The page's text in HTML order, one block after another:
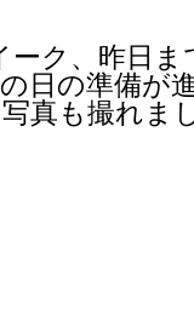
ーク、昨日
日の準備が
真も撮れま